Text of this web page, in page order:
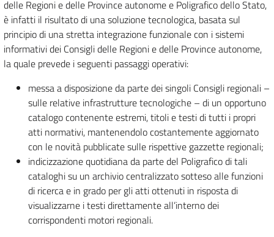
delle Regioni e delle Province autonome e Poligrafico dello Stato,
è infatti il risultato di una soluzione tecnologica, basata sul
principio di una stretta integrazione funzionale con i sistemi
informativi dei Consigli delle Regioni e delle Province autonome,
la quale prevede i seguenti passaggi operativi:
messa a disposizione da parte dei singoli Consigli regionali –
sulle relative infrastrutture tecnologiche – di un opportuno
catalogo contenente estremi, titoli e testi di tutti i propri
atti normativi, mantenendolo costantemente aggiornato
con le novità pubblicate sulle rispettive gazzette regionali;
indicizzazione quotidiana da parte del Poligrafico di tali
cataloghi su un archivio centralizzato sotteso alle funzioni
di ricerca e in grado per gli atti ottenuti in risposta di
visualizzarne i testi direttamente all’interno dei
corrispondenti motori regionali.